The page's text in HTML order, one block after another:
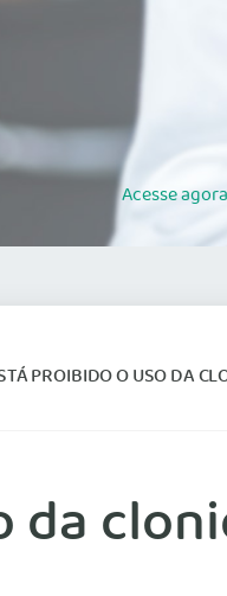
Acesseagora
PROIBIDO O USO DA
da